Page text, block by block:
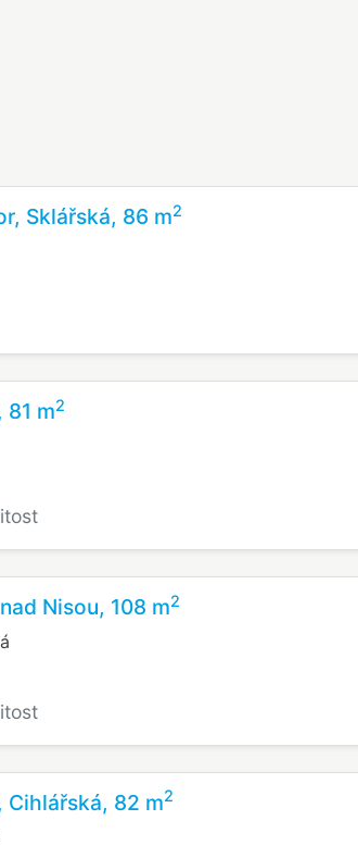
Sklářská, 86 m2
81 m2
Nisou, 108 m2
Cihlářská, 82 m2